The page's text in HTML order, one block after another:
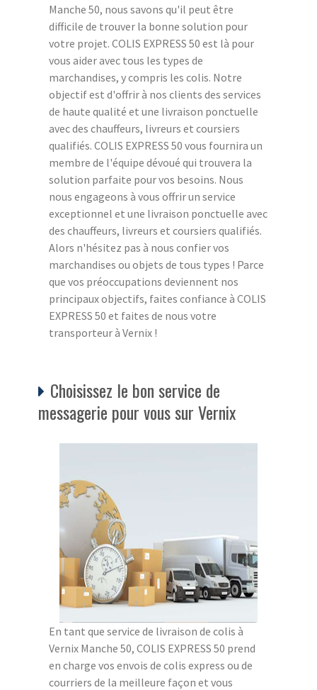
Manche 50, nous savons qu'il peut être
difficile de trouver la bonne solution pour
votre projet. COLIS EXPRESS 50 est là pour
vous aider avec tous les types de
marchandises, y compris les colis. Notre
objectif est d'offrir à nos clients des services
de haute qualité et une livraison ponctuelle
avec des chauffeurs, livreurs et coursiers
qualifiés. COLIS EXPRESS 50 vous fournira un
membre de l'équipe dévoué qui trouvera la
solution parfaite pour vos besoins. Nous
nous engageons à vous offrir un service
exceptionnel et une livraison ponctuelle avec
des chauffeurs, livreurs et coursiers qualifiés.
Alors n'hésitez pas à nous confier vos
marchandises ou objets de tous types ! Parce
que vos préoccupations deviennent nos
principaux objectifs, faites confiance à COLIS
EXPRESS 50 et faites de nous votre
transporteur à Vernix !
Choisissez le bon service de
messagerie pour vous sur Vernix
En tant que service de livraison de colis à
Vernix Manche 50, COLIS EXPRESS 50 prend
en charge vos envois de colis express ou de
courriers de la meilleure façon et vous